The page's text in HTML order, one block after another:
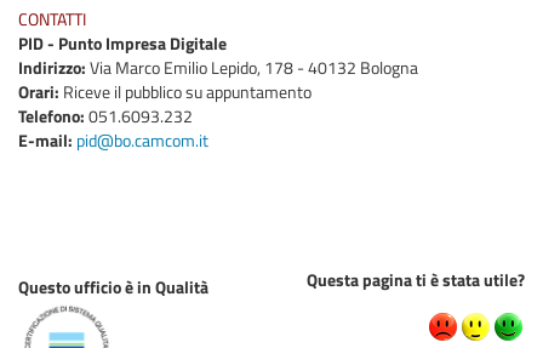
CONTATTI
PID - Punto Impresa Digitale
Indirizzo:Via Marco Emilio Lepido, 178 - 40132 Bologna
Orari: Riceve il pubblico su appuntamento
Telefono:051.6093.232
E-mail: pid@bo.camcom.it
Questa pagina ti è stata utile?
Questo ufficio è in Qualità